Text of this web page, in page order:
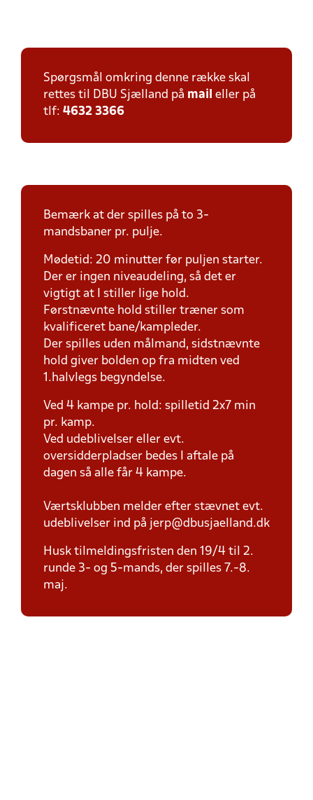
Spørgsmål omkring denne række skal
rettes til DBU Sjælland på mail eller på
tlf: 4632 3366
Bemærk at der spilles på to 3-
mandsbaner pr. pulje.
Mødetid: 20 minutter før puljen starter.
Der er ingen niveaudeling, så det er
vigtigt at I stiller lige hold.
Førstnævnte hold stiller træner som
kvalificeret bane/kampleder.
Der spilles uden målmand, sidstnævnte
hold giver bolden op fra midten ved
1.halvlegs begyndelse.
Ved 4 kampe pr. hold: spilletid 2x7 min
pr. kamp.
Ved udeblivelser eller evt.
oversidderpladser bedes I aftale på
dagen så alle får 4 kampe.
Værtsklubben melder efter stævnet evt.
udeblivelser ind på jerp@dbusjaelland.dk
Husk tilmeldingsfristen den 19/4 til 2.
runde 3- og 5-mands, der spilles 7.-8.
maj.